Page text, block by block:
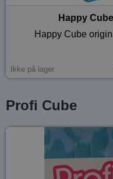
Happy
Happy Cube
Ikke på lager
Profi Cube